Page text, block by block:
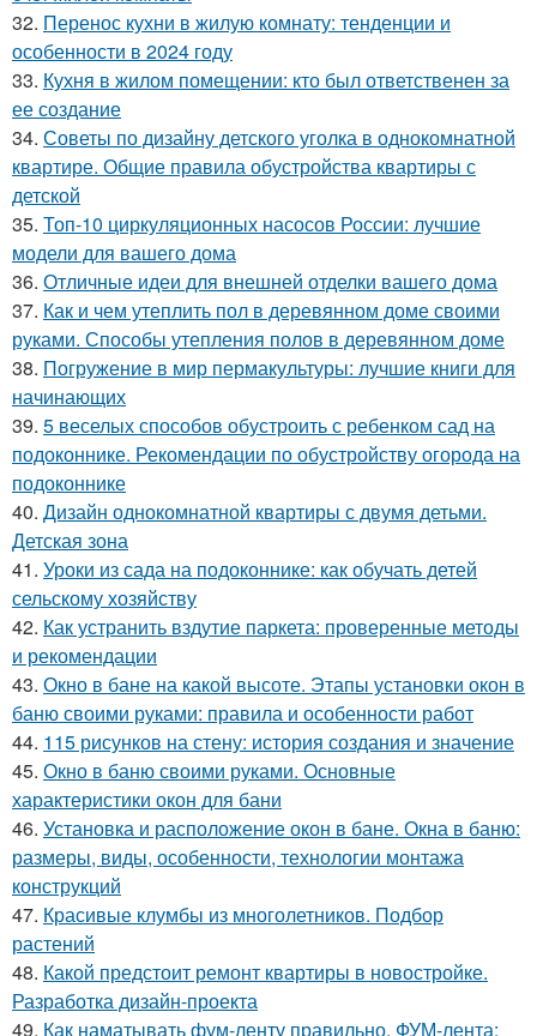
32. Перенос кухни в жилую комнату: тенденции и
особенности в 2024 году
33. Кухня в жилом помещении: кто был ответственен за
ее создание
34. Советы по дизайну детского уголка в однокомнатной
квартире. Общие правила обустройства квартиры с
детской
35. Топ-10 циркуляционных насосов России: лучшие
модели для вашего дома
36. Отличные идеи для внешней отделки вашего дома
37. Как и чем утеплить пол в деревянном доме своими
руками. Способы утепления полов в деревянном доме
38. Погружение в мир пермакультуры: лучшие книги для
начинающих
39. 5 веселых способов обустроить с ребенком сад на
подоконнике. Рекомендации по обустройству огорода на
подоконнике
40. Дизайн однокомнатной квартиры с двумя детьми.
Детская зона
41. Уроки из сада на подоконнике: как обучать детей
сельскому хозяйству
42. Как устранить вздутие паркета: проверенные методы
и рекомендации
43. Окно в бане на какой высоте. Этапы установки окон в
баню своими руками: правила и особенности работ
44. 115 рисунков на стену: история создания и значение
45. Окно в баню своими руками. Основные
характеристики окон для бани
46. Установка и расположение окон в бане. Окна в баню:
размеры, виды, особенности, технологии монтажа
конструкций
47. Красивые клумбы из многолетников. Подбор
растений
48. Какой предстоит ремонт квартиры в новостройке.
Разработка дизайн-проекта
49. Как наматывать фум-ленту правильно. ФУМ-лента: